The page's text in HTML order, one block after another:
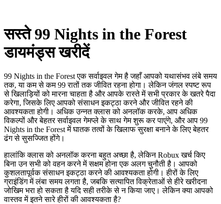
सस्ते 99 Nights in the Forest
डायमंड्स खरीदें
99 Nights in the Forest एक सर्वाइवल गेम है जहाँ आपको यथासंभव लंबे समय
तक, या कम से कम 99 रातों तक जीवित रहना होगा। लेकिन जंगल स्पष्ट रूप
से खिलाड़ियों को मारना चाहता है और आपके रास्ते में सभी प्रकार के खतरे पैदा
करेगा, जिसके लिए आपको संसाधन इकट्ठा करने और जीवित रहने की
आवश्यकता होगी। अधिक उन्नत क्लास को अनलॉक करके, आप अधिक
विकल्पों और बेहतर सर्वाइवल गेमप्ले के साथ गेम शुरू कर पाएंगे, और आप 99
Nights in the Forest में घातक तत्वों के खिलाफ सुरक्षा बनाने के लिए बेहतर
ढंग से सुसज्जित होंगे।
हालांकि क्लास को अनलॉक करना बहुत अच्छा है, लेकिन Robux खर्च किए
बिना उन सभी को वहन करने में सक्षम होना एक अलग चुनौती है। आपको
कुशलतापूर्वक संसाधन इकट्ठा करने की आवश्यकता होगी। हीरों के लिए
ग्राइंडिंग में लंबा समय लगता है, जबकि सत्यापित विक्रेताओं से हीरे खरीदना
जोखिम भरा हो सकता है यदि सही तरीके से न किया जाए। लेकिन क्या आपको
वास्तव में इतने सारे हीरों की आवश्यकता है?